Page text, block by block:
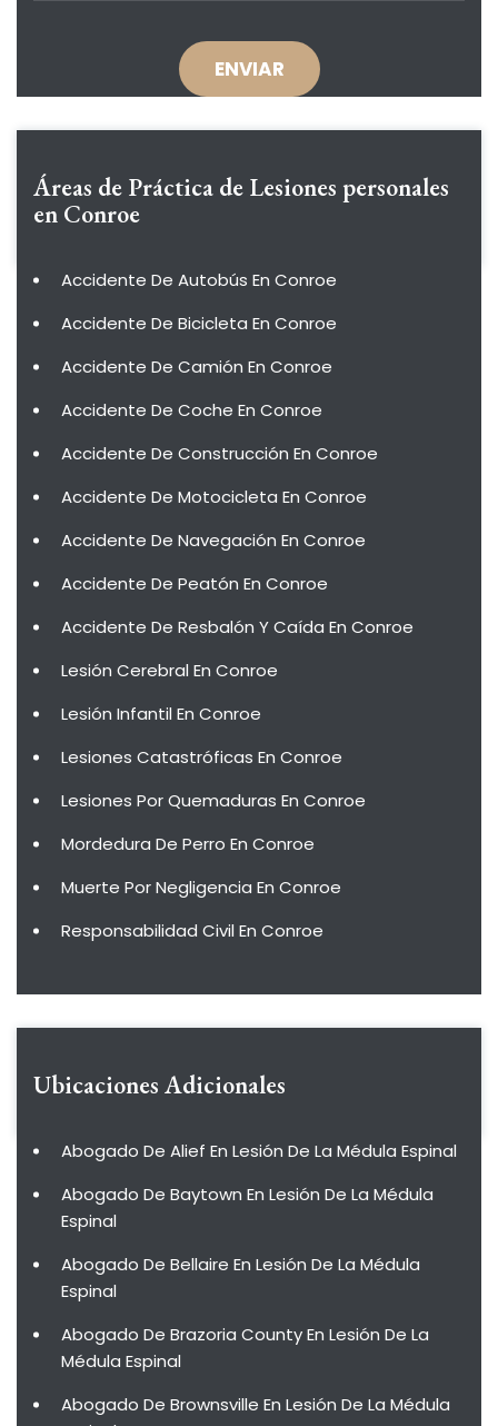
Áreas de Práctica de Lesiones personales
en Conroe
Accidente De Autobús En Conroe
Accidente De Bicicleta En Conroe
Accidente De Camión En Conroe
Accidente De Coche En Conroe
Accidente De Construcción En Conroe
Accidente De Motocicleta En Conroe
Accidente De Navegación En Conroe
Accidente De Peatón En Conroe
Accidente De Resbalón Y Caída En Conroe
Lesión Cerebral En Conroe
Lesión Infantil En Conroe
Lesiones Catastróficas En Conroe
Lesiones Por Quemaduras En Conroe
Mordedura De Perro En Conroe
Muerte Por Negligencia En Conroe
Responsabilidad Civil En Conroe
Ubicaciones Adicionales
Abogado De Alief En Lesión De La Médula Espinal
Abogado De Baytown En Lesión De La Médula
Espinal
Abogado De Bellaire En Lesión De La Médula
Espinal
Abogado De Brazoria County En Lesión De La
Médula Espinal
Abogado De Brownsville En Lesión De La Médula